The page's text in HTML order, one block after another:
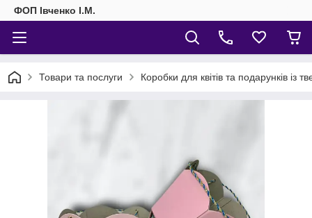
ФОП Івченко І.М.
Товари та послуги Коробки для квітів та подарунків із